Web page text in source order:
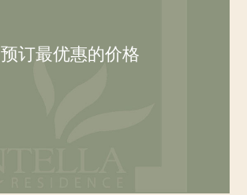
预订最优惠的价格